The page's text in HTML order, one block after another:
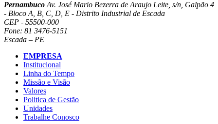
Pernambuco Av. José Mario Bezerra de Araujo Leite, s/n, Galpão 4
- Bloco A, B, C, D, E - Distrito Industrial de Escada
CEP - 55500-000
Fone: 81 3476-5151
Escada – PE
EMPRESA
Institucional
Linha do Tempo
Missão e Visão
Valores
Politica de Gestão
Unidades
Trabalhe Conosco